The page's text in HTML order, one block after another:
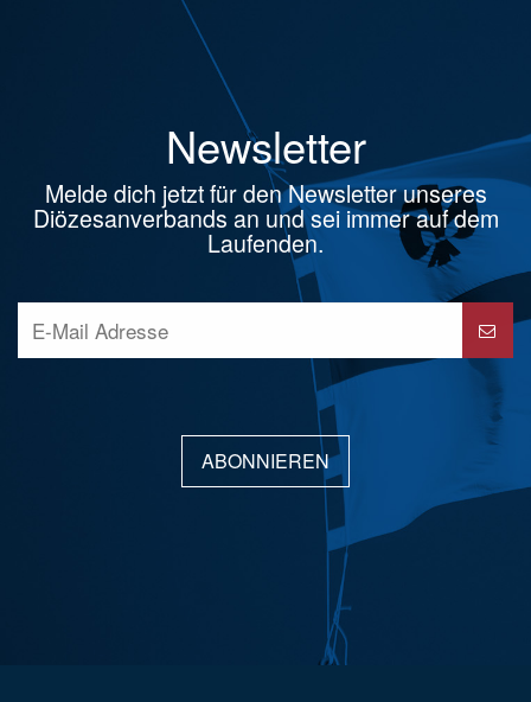
Newsletter
Melde dich jetzt für den Newsletter unseres
Diözesanverbands an und sei immer auf dem
Laufenden.
ABONNIEREN